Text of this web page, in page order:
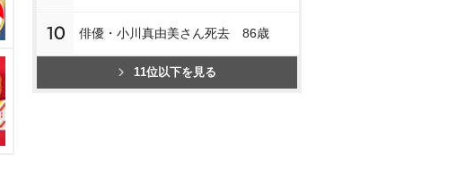
10 俳優・小川真由美さん死去 86歳
11位以下を見る